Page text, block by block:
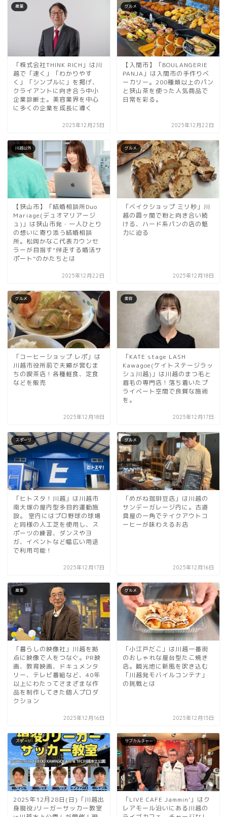
産業
「株式会社THINK RICH」は川
越で「速く」「わかりやす
く」「シンプルに」を掲げ、
クライアントに向き合う中小
企業診断士。美容業界を中心
に多くの企業を成長に導く
2025年12月23日
グルメ
【入間市】「BOULANGERIE
PANJA」は入間市の手作りベ
ーカリー。200種類以上のパン
と狭山茶を使った人気商品で
日常を彩る。
2025年12月22日
川越以外
【狭山市】「結婚相談所Duo
Mariage(デュオマリアージ
ュ)」は狭山市発・一人ひとり
の想いに寄り添う結婚相談
所。松岡かなこ代表カウンセ
ラーが目指す“伴走する婚活サ
ポート”のかたちとは
2025年12月22日
グルメ
「ベイクショップ ミリ秒」川
越の霞ヶ関で粉と向き合い続
ける、ハード系パンの店の魅
力に迫る
2025年12月18日
グルメ
「コーヒーショップ レポ」は
川越市役所前で夫婦が営むま
ちの喫茶店！各種軽食、定食
などを販売
2025年12月18日
美容
「KATE stage LASH
Kawagoe(ケイトステージラッ
シュ川越)」は川越のまつ毛と
眉毛の専門店！落ち着いたプ
ライベート空間で良質な施術
を。
2025年12月17日
スポーツ
「ヒトスタ！川越」は川越市
南大塚の屋内型多目的運動施
設。 室内にはプロ野球の球場
と同様の人工芝を使用し、ス
ポーツの練習、ダンスやヨ
ガ、イベントなど幅広い用途
で利用可能！
2025年12月17日
グルメ
「めがね珈琲豆店」は川越の
サンデーガレージ内に。古道
具屋の一角でテイクアウトコ
ーヒーが味わえるお店
2025年12月16日
産業
「暮らしの映像社」川越を拠
点に映像で人をつなぐ。PR映
画、教育映画、ドキュメンタ
リー、テレビ番組など、40年
以上にわたってさまざまな作
品を制作してきた個人プロダ
クション
2025年12月16日
グルメ
「小江戸だこ」は川越一番街
のおしゃれな屋台型たこ焼き
店。観光地に新風を吹き込む
「川越発モバイルコンテナ」
の挑戦とは
2025年12月15日
スポーツ
2025年12月28日(日)「川越出
身現役Jリーガーサッカー教室
サブカルチャー
「LIVE CAFE Jammin’」はク
レアモール沿いにある川越の